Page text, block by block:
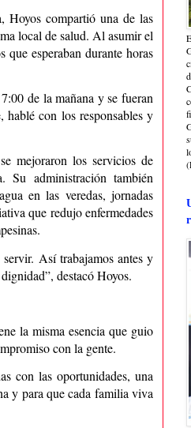
Hoyos compartió una de las
local de salud. Al asumir el
que esperaban durante horas
de la mañana y se fueran
hablé con los responsables y
mejoraron los servicios de
Su administración también
en las veredas, jornadas
que redujo enfermedades
Así trabajamos antes y
destacó Hoyos.
la misma esencia que guio
con la gente.
con las oportunidades, una
y para que cada familia viva